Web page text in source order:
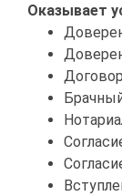
Оказывает